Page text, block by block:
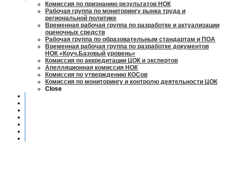
Комиссия по признанию результатов НОК
Рабочая группа по мониторингу рынка труда и
региональной политике
Временная рабочая группа по разработке и актуализации
оценочных средств
Рабочая группа по образовательным стандартам и ПОА
Временная рабочая группа по разработке документов
НОК «Коуч.Базовый уровень»
Комиссия по аккредитации ЦОК и экспертов
Апелляционная комиссия НОК
Комиссия по утверждению КОСов
Комиссия по мониторингу и контролю деятельности ЦОК
Close